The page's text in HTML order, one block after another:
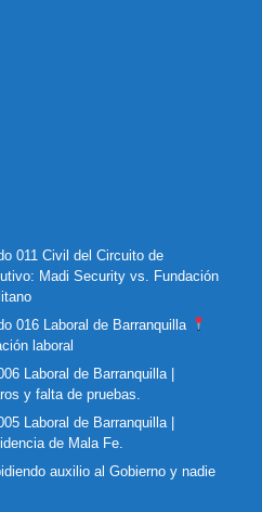
011 Civil del Circuito de
Madi Security vs. Fundación
016 Laboral de Barranquilla
laboral
Laboral de Barranquilla |
y falta de pruebas.
Laboral de Barranquilla |
de Mala Fe.
auxilio al Gobierno y nadie